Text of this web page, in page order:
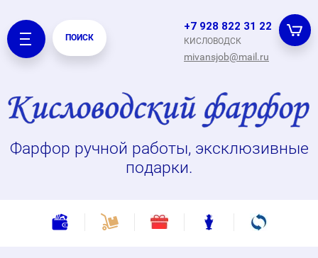
ПОИСК
Фарфор ручной работы, эксклюзивные
подарки.
+7 928 822 31 22
КИСЛОВОДСК
mivansjob@mail.ru